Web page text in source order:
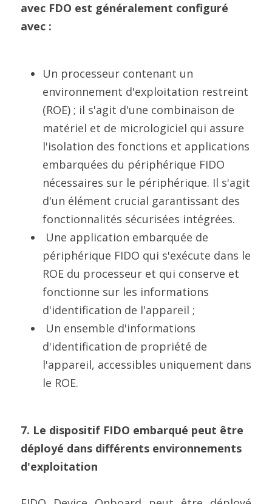
avec FDO est généralement configuré
avec :
Un processeur contenant un
environnement d'exploitation restreint
(ROE) ; il s'agit d'une combinaison de
matériel et de micrologiciel qui assure
l'isolation des fonctions et applications
embarquées du périphérique FIDO
nécessaires sur le périphérique. Il s'agit
d'un élément crucial garantissant des
fonctionnalités sécurisées intégrées.
périphérique FIDO qui s'exécute dans le
ROE du processeur et qui conserve et
fonctionne sur les informations
d'identification de l'appareil ;
d'identification de propriété de
l'appareil, accessibles uniquement dans
le ROE.
7. Le dispositif FIDO embarqué peut être
déployé dans différents environnements
d'exploitation